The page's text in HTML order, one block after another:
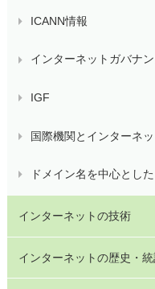
ICANN情報
インターネットガバナ
IGF
国際機関とインターネ
ドメイン名を中心とし
インターネットの技術
インターネットの歴史・